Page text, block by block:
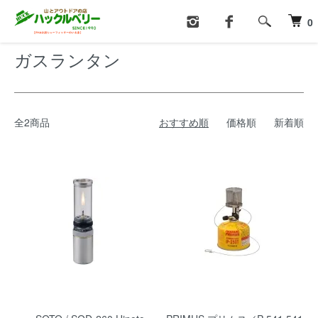
0
ホーム ランタン・ライト
ガスランタン
全2商品 おすすめ順 価格順 新着順